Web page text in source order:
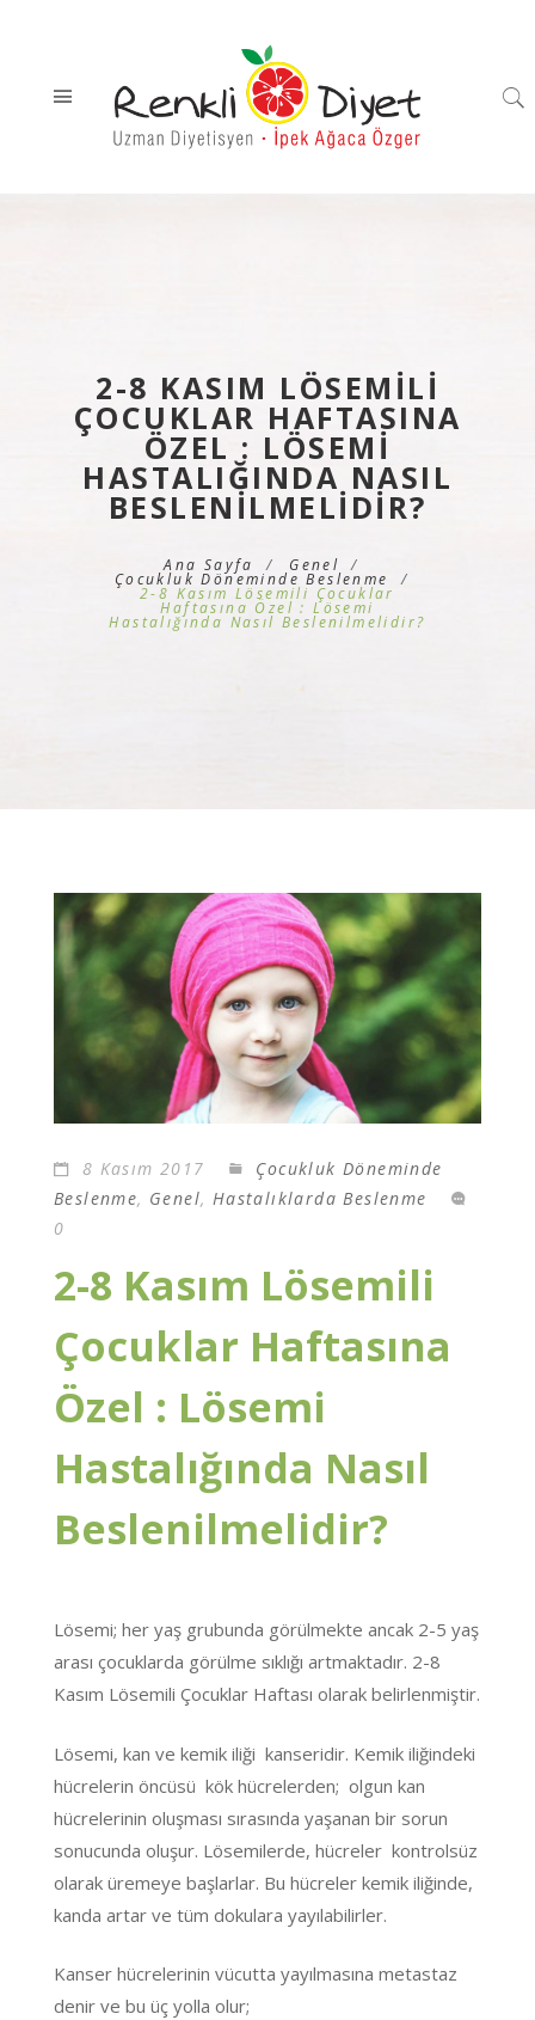
2-8 KASIM LÖSEMILI
ÇOCUKLAR HAFTASINA
ÖZEL : LÖSEMI
HASTALIĞINDA NASIL
BESLENILMELIDIR?
Ana Sayfa Genel
Çocukluk Döneminde Beslenme
2-8 Kasım Lösemili Çocuklar
Haftasına Özel : Lösemi
Hastalığında Nasıl Beslenilmelidir?
8 Kasım 2017
Çocukluk Döneminde
Beslenme, Genel, Hastalıklarda Beslenme
0
2-8 Kasım Lösemili
Çocuklar Haftasına
Özel : Lösemi
Hastalığında Nasıl
Beslenilmelidir?
Lösemi; her yaş grubunda görülmekte ancak 2-5 yaş
arası çocuklarda görülme sıklığı artmaktadır. 2-8
Kasım Lösemili Çocuklar Haftası olarak belirlenmiştir.
Lösemi, kan ve kemik iliği kanseridir. Kemik iliğindeki
hücrelerin öncüsü kök hücrelerden; olgun kan
hücrelerinin oluşması sırasında yaşanan bir sorun
sonucunda oluşur. Lösemilerde, hücreler kontrolsüz
olarak üremeye başlarlar. Bu hücreler kemik iliğinde,
kanda artar ve tüm dokulara yayılabilirler.
Kanser hücrelerinin vücutta yayılmasına metastaz
denir ve bu üç yolla olur;